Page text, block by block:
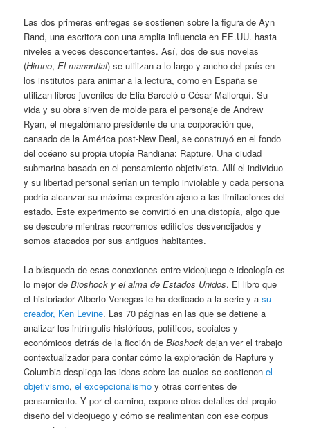
Las dos primeras entregas se sostienen sobre la figura de Ayn
Rand, una escritora con una amplia influencia en EE.UU. hasta
niveles a veces desconcertantes. Así, dos de sus novelas
(Himno,El manantial) se utilizan a lo largo y ancho del país en
los institutos para animar a la lectura, como en España se
utilizan libros juveniles de Elia Barceló o César Mallorquí. Su
vida y su obra sirven de molde para el personaje de Andrew
Ryan, el megalómano presidente de una corporación que,
cansado de la América post-New Deal, se construyó en el fondo
del océano su propia utopía Randiana: Rapture. Una ciudad
submarina basada en el pensamiento objetivista. Allí el individuo
y su libertad personal serían un templo inviolable y cada persona
podría alcanzar su máxima expresión ajeno a las limitaciones del
estado. Este experimento se convirtió en una distopía, algo que
se descubre mientras recorremos edificios desvencijados y
somos atacados por sus antiguos habitantes.
La búsqueda de esas conexiones entre videojuego e ideología es
lo mejor deBioshock y el alma de Estados Unidos. El libro que
el historiador Alberto Venegas le ha dedicado a la serie y asu
creador, Ken Levine. Las 70 páginas en las que se detiene a
analizar los intríngulis históricos, políticos, sociales y
económicos detrás de la ficción deBioshock dejan ver el trabajo
contextualizador para contar cómo la exploración de Rapture y
Columbia despliega las ideas sobre las cuales se sostienenel
objetivismo,el excepcionalismo y otras corrientes de
pensamiento. Y por el camino, expone otros detalles del propio
diseño del videojuego y cómo se realimentan con ese corpus